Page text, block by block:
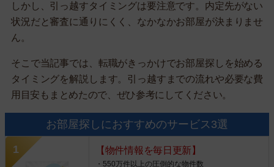
しかし、引っ越すタイミングは要注意です。内定先がない
状況だと審査に通りにくく、なかなかお部屋が決まりませ
ん。
そこで当記事では、転職がきっかけでお部屋探しを始める
タイミングを解説します。引っ越すまでの流れや必要な費
用目安もまとめたので、ぜひ参考にしてください。
お部屋探しにおすすめのサービス3選
【物件情報を毎日更新】
・550万件以上の圧倒的な物件数